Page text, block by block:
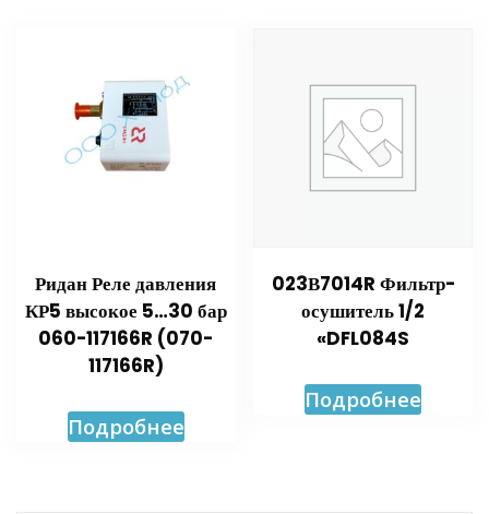
Ридан Реле давления
КР5 высокое 5…30 бар
060-117166R (070-
117166R)
Подробнее
023В7014R Фильтр-
осушитель 1/2
«DFL084S
Подробнее